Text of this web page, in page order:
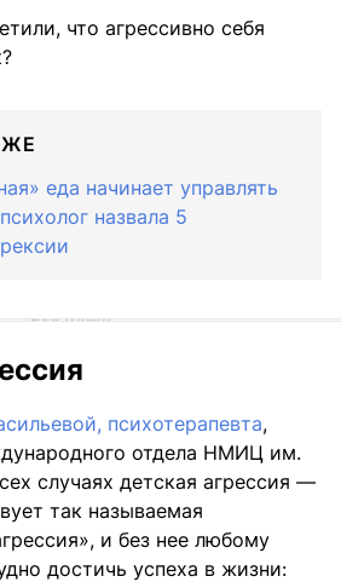
что агрессивно себя
еда начинает управлять
назвала 5
психотерапевта,
отдела НМИЦ им.
случаях детская агрессия —
так называемая
и без нее любому
достичь успеха в жизни: